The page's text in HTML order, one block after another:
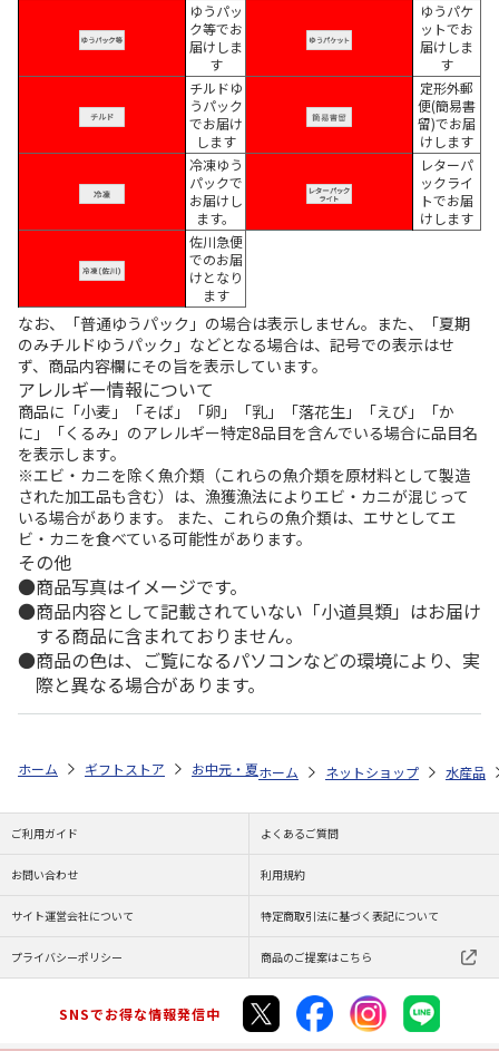
ゆうパッ
ク等でお
届けしま
す
ゆうパケ
ットでお
届けしま
す
チルドゆ
うパック
でお届け
します
定形外郵
便(簡易書
留)でお届
けします
冷凍ゆう
パックで
お届けし
ます。
レターパ
ックライ
トでお届
けします
佐川急便
でのお届
けとなり
ます
なお、「普通ゆうパック」の場合は表示しません。また、「夏期
のみチルドゆうパック」などとなる場合は、記号での表示はせ
ず、商品内容欄にその旨を表示しています。
アレルギー情報について
商品に「小麦」「そば」「卵」「乳」「落花生」「えび」「か
に」「くるみ」のアレルギー特定8品目を含んでいる場合に品目名
を表示します。
※エビ・カニを除く魚介類（これらの魚介類を原材料として製造
された加工品も含む）は、漁獲漁法によりエビ・カニが混じって
いる場合があります。 また、これらの魚介類は、エサとしてエ
ビ・カニを食べている可能性があります。
その他
商品写真はイメージです。
商品内容として記載されていない「小道具類」はお届け
する商品に含まれておりません。
商品の色は、ご覧になるパソコンなどの環境により、実
際と異なる場合があります。
ホーム ギフトストア お中元・夏ギフト特集 2026 ゆうゆうギフト
ホーム ネットショップ 水産品
ご利用ガイド よくあるご質問
お問い合わせ 利用規約
サイト運営会社について 特定商取引法に基づく表記について
プライバシーポリシー 商品のご提案はこちら
SNSでお得な情報発信中